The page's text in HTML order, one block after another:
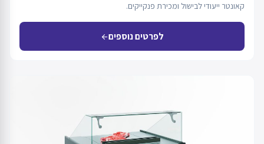
קאונטר ייעודי לבישול ומכירת פנקייקים.
לפרטים נוספיםarrow_back